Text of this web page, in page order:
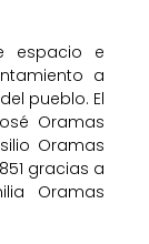
espacio e
a
pueblo. El
Oramas
Oramas
gracias a
Oramas